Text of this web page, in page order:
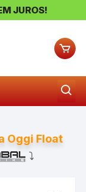
JUROS!
Oggi Float
⤵